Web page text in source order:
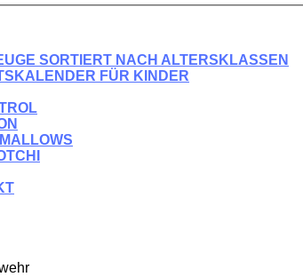
SORTIERT NACH ALTERSKLASSEN
FÜR KINDER